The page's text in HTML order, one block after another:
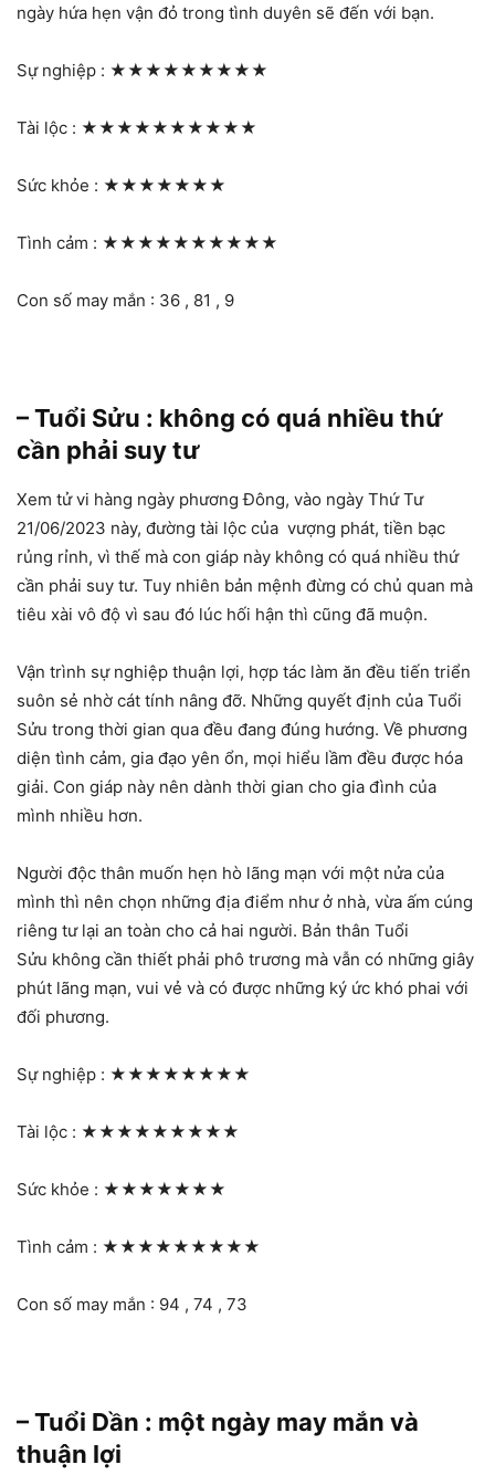
ngày hứa hẹn vận đỏ trong tình duyên sẽ đến với bạn.
Sự nghiệp : ★★★★★★★★★
Tài lộc : ★★★★★★★★★★
Sức khỏe : ★★★★★★★
Tình cảm : ★★★★★★★★★★
Con số may mắn : 36 , 81 , 9
– Tuổi Sửu : không có quá nhiều thứ
cần phải suy tư
Xem tử vi hàng ngày phương Đông, vào ngày Thứ Tư
21/06/2023 này, đường tài lộc của vượng phát, tiền bạc
rủng rỉnh, vì thế mà con giáp này không có quá nhiều thứ
cần phải suy tư. Tuy nhiên bản mệnh đừng có chủ quan mà
tiêu xài vô độ vì sau đó lúc hối hận thì cũng đã muộn.
Vận trình sự nghiệp thuận lợi, hợp tác làm ăn đều tiến triển
suôn sẻ nhờ cát tính nâng đỡ. Những quyết định của Tuổi
Sửu trong thời gian qua đều đang đúng hướng. Về phương
diện tình cảm, gia đạo yên ổn, mọi hiểu lầm đều được hóa
giải. Con giáp này nên dành thời gian cho gia đình của
mình nhiều hơn.
Người độc thân muốn hẹn hò lãng mạn với một nửa của
mình thì nên chọn những địa điểm như ở nhà, vừa ấm cúng
riêng tư lại an toàn cho cả hai người. Bản thân Tuổi
Sửu không cần thiết phải phô trương mà vẫn có những giây
phút lãng mạn, vui vẻ và có được những ký ức khó phai với
đối phương.
Sự nghiệp : ★★★★★★★★
Tài lộc : ★★★★★★★★★
Sức khỏe : ★★★★★★★
Tình cảm : ★★★★★★★★★
Con số may mắn : 94 , 74 , 73
– Tuổi Dần : một ngày may mắn và
thuận lợi